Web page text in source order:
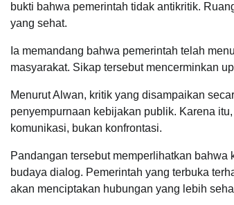
bukti bahwa pemerintah tidak antikritik.
yang sehat.
Ia memandang bahwa pemerintah telah
masyarakat. Sikap tersebut mencerminkan
Menurut Alwan, kritik yang disampaikan
penyempurnaan kebijakan publik. Karena
komunikasi, bukan konfrontasi.
Pandangan tersebut memperlihatkan
budaya dialog. Pemerintah yang terbuka
akan menciptakan hubungan yang lebih